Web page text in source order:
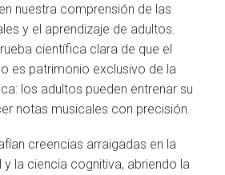
nuestra comprensión de las
y el aprendizaje de adultos.
científica clara de que el
es patrimonio exclusivo de la
los adultos pueden entrenar su
notas musicales con precisión.
creencias arraigadas en la
la ciencia cognitiva, abriendo la